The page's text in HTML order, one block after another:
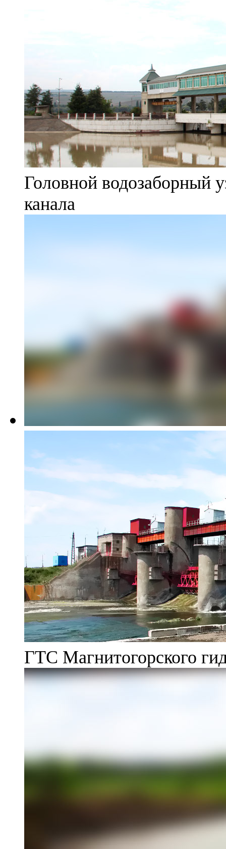
Головной водозаборный
канала
ГТС Магнитогорского